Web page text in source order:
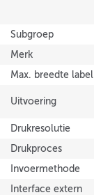
Subgroep
Merk
Max. breedte label
Uitvoering
Drukresolutie
Drukproces
Invoermethode
Interface extern